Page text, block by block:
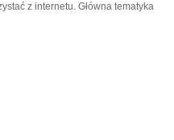
z internetu. Główna tematyka